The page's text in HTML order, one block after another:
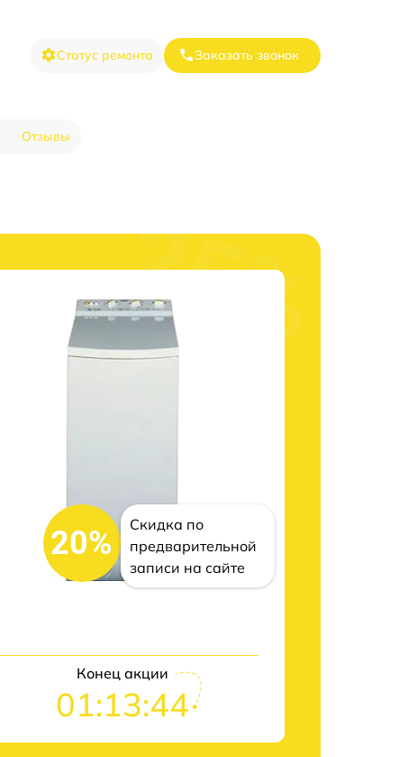
Статус ремонта Заказать звонок
Отзывы
20%
Скидка по
предварительной
записи на сайте
Конец акции
01:13:43